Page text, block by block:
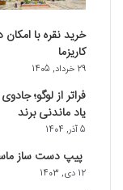
خرید نقره با
کاریزما
29 خرداد, 1405
فراتر از لوگو؛
یاد ماندنی برند
5 آذر, 1404
پیپ دست‌ ساز
12 دی, 1403